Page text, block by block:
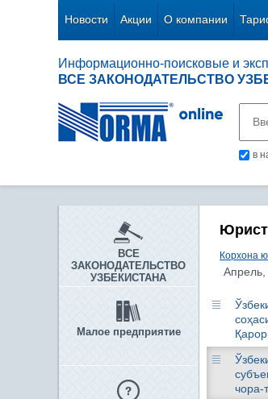
Новости Акции О компании
Информационно-поисковые и
ВСЕ ЗАКОНОДАТЕЛЬСТВО
в
ВСЕ
ЗАКОНОДАТЕЛЬСТВО
УЗБЕКИСТАНА
Малое предприятие
Корхона
Апрель,
чора-